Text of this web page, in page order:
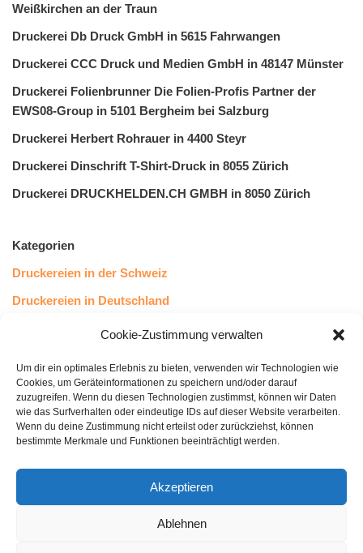
Cookie-Zustimmung verwalten
Um dir ein optimales Erlebnis zu bieten, verwenden wir Technologien wie
Cookies, um Geräteinformationen zu speichern und/oder darauf
zuzugreifen. Wenn du diesen Technologien zustimmst, können wir Daten
wie das Surfverhalten oder eindeutige IDs auf dieser Website verarbeiten.
Wenn du deine Zustimmung nicht erteilst oder zurückziehst, können
bestimmte Merkmale und Funktionen beeinträchtigt werden.
Akzeptieren
Ablehnen
Weißkirchen an der Traun
Druckerei Db Druck GmbH in 5615 Fahrwangen
Druckerei CCC Druck und Medien GmbH in 48147 Münster
Druckerei Folienbrunner Die Folien-Profis Partner der
EWS08-Group in 5101 Bergheim bei Salzburg
Druckerei Herbert Rohrauer in 4400 Steyr
Druckerei Dinschrift T-Shirt-Druck in 8055 Zürich
Druckerei DRUCKHELDEN.CH GMBH in 8050 Zürich
Kategorien
Druckereien in der Schweiz
Druckereien in Deutschland
Druckereien in Österreich
Kundenstimmen